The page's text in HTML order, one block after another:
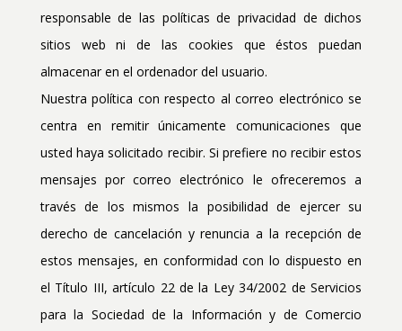
responsable de las políticas de privacidad de dichos
sitios web ni de las cookies que éstos puedan
almacenar en el ordenador del usuario.
Nuestra política con respecto al correo electrónico se
centra en remitir únicamente comunicaciones que
usted haya solicitado recibir. Si prefiere no recibir estos
mensajes por correo electrónico le ofreceremos a
través de los mismos la posibilidad de ejercer su
derecho de cancelación y renuncia a la recepción de
estos mensajes, en conformidad con lo dispuesto en
el Título III, artículo 22 de la Ley 34/2002 de Servicios
para la Sociedad de la Información y de Comercio